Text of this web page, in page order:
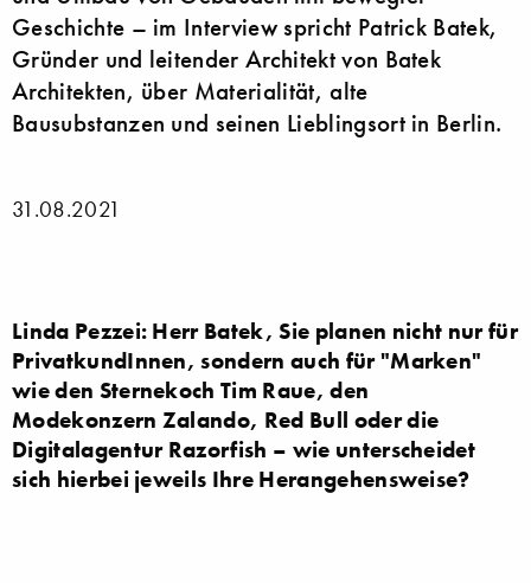
Geschichte – im Interview spricht Patrick Batek,
Gründer und leitender Architekt von Batek
Architekten, über Materialität, alte
Bausubstanzen und seinen Lieblingsort in Berlin.
31.08.2021
Linda Pezzei: Herr Batek, Sie planen nicht nur für
PrivatkundInnen, sondern auch für "Marken"
wie den Sternekoch Tim Raue, den
Modekonzern Zalando, Red Bull oder die
Digitalagentur Razorfish – wie unterscheidet
sich hierbei jeweils Ihre Herangehensweise?